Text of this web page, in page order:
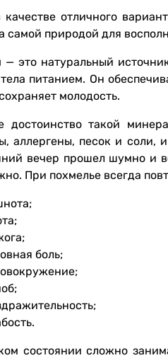
качестве отличного
самой природой для
— это натуральный
тела питанием. Он
молодость.
достоинство такой
аллергены, песок и соли,
вечер прошел шумно и
При похмелье всегда
боль;
состоянии сложно